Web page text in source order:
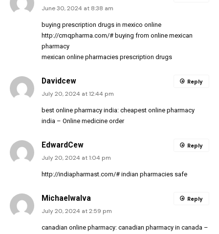
June 30, 2024 at 8:38 am
buying prescription drugs in mexico online
http://cmqpharma.com/# buying from online mexican
pharmacy
mexican online pharmacies prescription drugs
Davidcew
July 20, 2024 at 12:44 pm
best online pharmacy india: cheapest online pharmacy
india – Online medicine order
Reply
EdwardCew
July 20, 2024 at 1:04 pm
http://indiapharmast.com/# indian pharmacies safe
Reply
MichaelwaIva
July 20, 2024 at 2:59 pm
canadian online pharmacy: canadian pharmacy in canada –
Reply